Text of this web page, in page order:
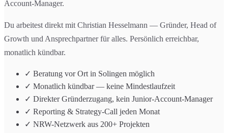
Account-Manager.
Du arbeitest direkt mit Christian Hesselmann — Gründer, Head of
Growth und Ansprechpartner für alles. Persönlich erreichbar,
monatlich kündbar.
✓ Beratung vor Ort in Solingen möglich
✓ Monatlich kündbar — keine Mindestlaufzeit
✓ Direkter Gründerzugang, kein Junior-Account-Manager
✓ Reporting & Strategy-Call jeden Monat
✓ NRW-Netzwerk aus 200+ Projekten